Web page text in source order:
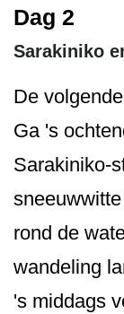
Dag 2
Sarakiniko
De
Ga 's
Sarakiniko-
rond de
wandeling
's middags